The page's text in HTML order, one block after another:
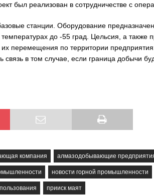
был реализован в сотрудничестве с
станции. Оборудование
до -55 град. Цельсия, а также
перемещения по территории
в том случае, если граница добычи
компания алмазодобывающие
новости горной промышленности
прииск маят